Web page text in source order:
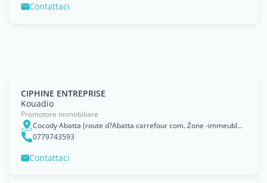
Contattaci
CIPHINE ENTREPRISE
Kouadio
Promotore immobiliare
Cocody Abatta (route d?Abatta carrefour com. Zone -immeuble BIRO ADINGRA 2ème étage APPT.B1)
0779743593
Contattaci